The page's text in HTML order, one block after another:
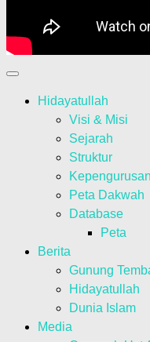
Hidayatullah
Visi & Misi
Sejarah
Struktur
Kepengurusan
Peta Dakwah
Database
Peta
Berita
Gunung
Hidayatullah
Dunia Islam
Media